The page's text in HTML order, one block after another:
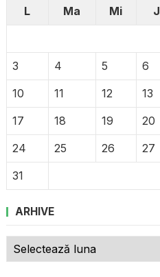
L Ma Mi J
3
4 5 6
10
11 12 13
17
18 19 20
24
25 26 27
31
ARHIVE
Arhive